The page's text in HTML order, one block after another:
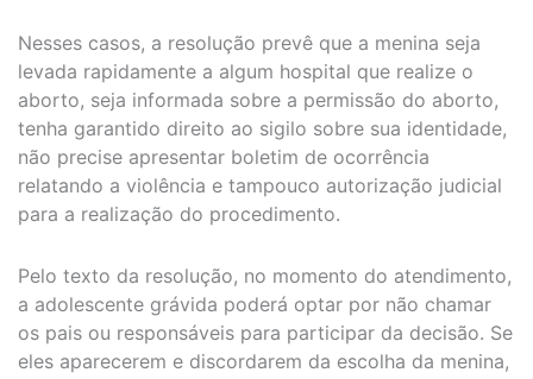
Nesses casos, a resolução prevê que a menina seja
levada rapidamente a algum hospital que realize o
aborto, seja informada sobre a permissão do aborto,
tenha garantido direito ao sigilo sobre sua identidade,
não precise apresentar boletim de ocorrência
relatando a violência e tampouco autorização judicial
para a realização do procedimento.
Pelo texto da resolução, no momento do atendimento,
a adolescente grávida poderá optar por não chamar
os pais ou responsáveis para participar da decisão. Se
eles aparecerem e discordarem da escolha da menina,